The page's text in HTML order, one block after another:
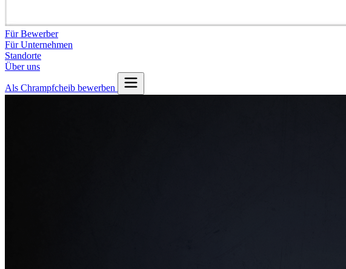
Für Bewerber
Für Unternehmen
Standorte
Über uns
Als Chrampfcheib bewerben